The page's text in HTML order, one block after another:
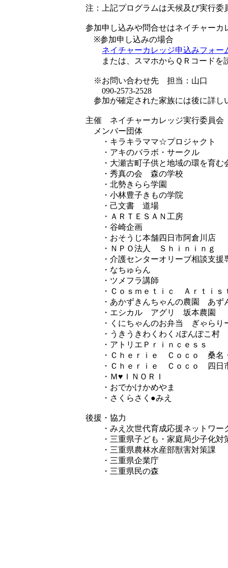
注：上記プログラムは天候及び実行
参加申し込みや問合せはネイチャー
※参加申し込みの場合
ネイチャーカレッジ申込みフォー
または、スマホからＱＲコードを
※お問い合わせ先 担当：山口
090-2573-2528
参加が確定された家族には後に詳し
主催 ネイチャーカレッジ実行委員会
メンバー団体
・キラキラママ☆プロジャクト
・アキのバラボ・サークル
・大瀬古町子供と地域の環を育む
・秀真の会 森の学校
・北勢きらら学園
・小林豊子きもの学院
・己文書 道場
・ＡＲＴＥＳＡＮ工房
・谷崎企画
・おそうじ本舗四日市阿倉川店
・ＮＰＯ法人 Ｓｈｉｎｉｎｇ
・介護センターオリーブ相談支援
・なちゅらん
・ツメフラ講師
・Ｃｏｓｍｅｔｉｃ Ａｒｔｉｓ
・あかずきんちゃんの農園 あず
・エシカル アグリ 坂本農園
・くにちゃんのお弁当 ぎゃらり
・うきうきわくわく♪ぽんぽこ村
・アトリエＰｒｉｎｃｅｓｓ
・Ｃｈｅｒｉｅ Ｃｏｃｏ 桑名
・Ｃｈｅｒｉｅ Ｃｏｃｏ 四日
・Ｍ♥ＩＮＯＲＩ
・おでかけかめやま
・さくらさく●みえ
後援・協力
・みえ次世代育成応援ネットワー
・三重県子ども・家庭局少子化対
・三重県農林水産部獣害対策課
・三重県企業庁
・三重県民の森